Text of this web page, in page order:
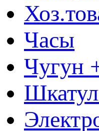
Часы
Чугун